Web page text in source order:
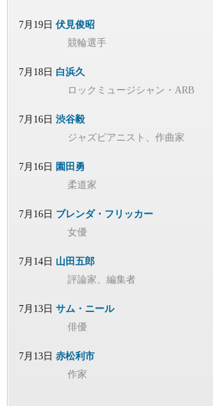
7月19日 伏見俊昭
競輪選手
7月18日 白浜久
ロックミュージシャン・ARB
7月16日 渋谷毅
ジャズピアニスト、作曲家
7月16日 園田勇
柔道家
7月16日 ブレンダ・フリッカー
女優
7月14日 山田五郎
評論家、編集者
7月13日 サム・ニール
俳優
7月13日 赤松利市
作家